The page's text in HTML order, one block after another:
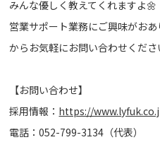
みんな優しく教えてくれますよ🌼
営業サポート業務にご興味がお
からお気軽にお問い合わせくださ
【お問い合わせ】
採用情報： https://
電話：052-799-3134（代表）